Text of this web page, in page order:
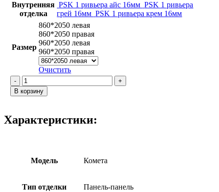
Внутренняя
отделка
PSK 1 ривьера айс 16мм PSK 1 ривьера
грей 16мм PSK 1 ривьера крем 16мм
Размер
860*2050 левая
860*2050 правая
960*2050 левая
960*2050 правая
Очистить
Количество
товара
Комета
1
В корзину
Характеристики:
Модель Комета
Тип отделки Панель-панель